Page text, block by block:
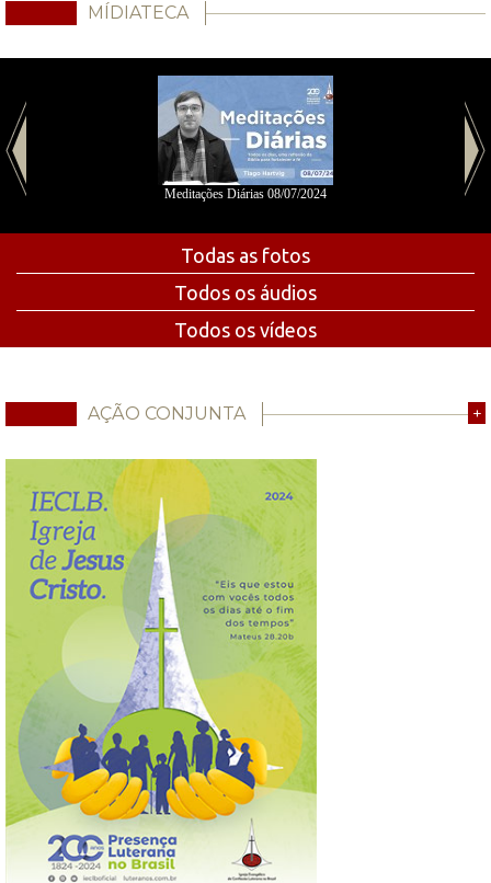
MÍDIATECA
Meditações Diárias 08/07/2024
Todas as fotos
Todos os áudios
Todos os vídeos
AÇÃO CONJUNTA +